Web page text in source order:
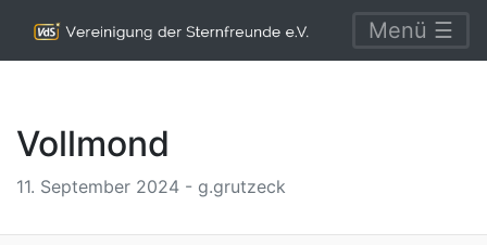
Menü ☰
Vollmond
11. September 2024 - g.grutzeck